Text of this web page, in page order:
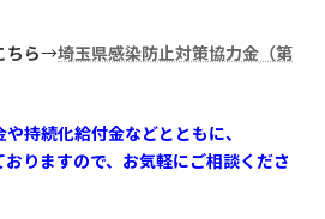
ちら→埼玉県感染防止対策協力金（第
持続化給付金などとともに、
りますので、お気軽にご相談くださ